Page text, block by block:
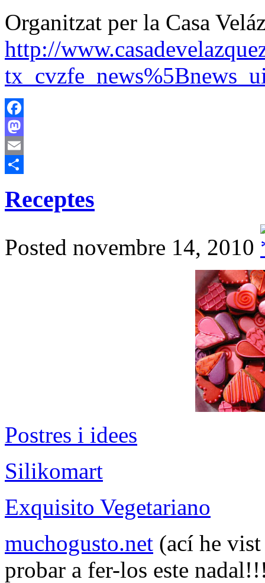
Organitzat per la Casa
http://
Facebook
Mastodon
Email
Receptes
Posted novembre 14, 2010
Postres i idees
Silikomart
Exquisito Vegetariano
muchogusto.net (ací he
probar a fer-los este